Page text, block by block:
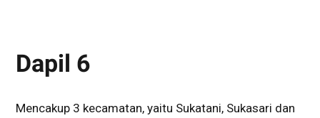
Dapil 6
Mencakup 3 kecamatan, yaitu Sukatani, Sukasari dan